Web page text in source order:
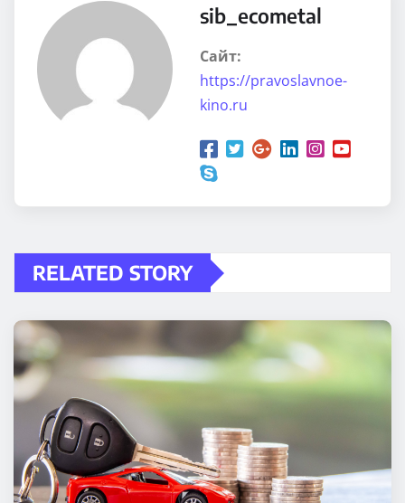
sib_ecometal
Сайт:
https://pravoslavnoe-
kino.ru
RELATED STORY